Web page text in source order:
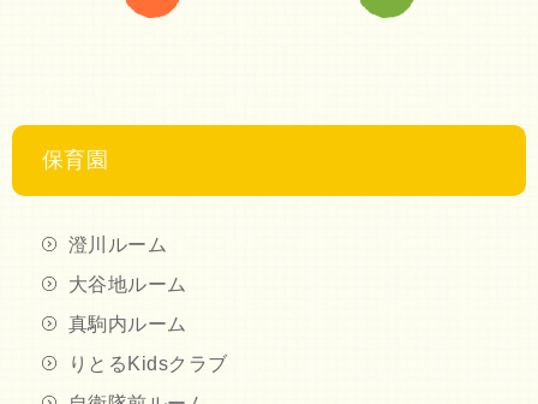
保育園
澄川ルーム
大谷地ルーム
真駒内ルーム
りとるKidsクラブ